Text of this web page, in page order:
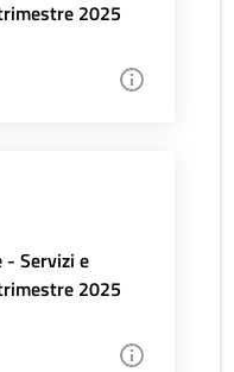
2025
- Servizi e
2025